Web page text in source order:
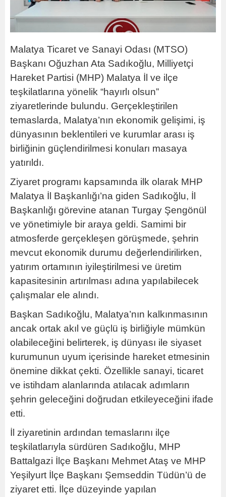
Malatya Ticaret ve Sanayi Odası (MTSO)
Başkanı Oğuzhan Ata Sadıkoğlu, Milliyetçi
Hareket Partisi (MHP) Malatya İl ve ilçe
teşkilatlarına yönelik “hayırlı olsun”
ziyaretlerinde bulundu. Gerçekleştirilen
temaslarda, Malatya’nın ekonomik gelişimi, iş
dünyasının beklentileri ve kurumlar arası iş
birliğinin güçlendirilmesi konuları masaya
yatırıldı.
Ziyaret programı kapsamında ilk olarak MHP
Malatya İl Başkanlığı’na giden Sadıkoğlu, İl
Başkanlığı görevine atanan Turgay Şengönül
ve yönetimiyle bir araya geldi. Samimi bir
atmosferde gerçekleşen görüşmede, şehrin
mevcut ekonomik durumu değerlendirilirken,
yatırım ortamının iyileştirilmesi ve üretim
kapasitesinin artırılması adına yapılabilecek
çalışmalar ele alındı.
Başkan Sadıkoğlu, Malatya’nın kalkınmasının
ancak ortak akıl ve güçlü iş birliğiyle mümkün
olabileceğini belirterek, iş dünyası ile siyaset
kurumunun uyum içerisinde hareket etmesinin
önemine dikkat çekti. Özellikle sanayi, ticaret
ve istihdam alanlarında atılacak adımların
şehrin geleceğini doğrudan etkileyeceğini ifade
etti.
İl ziyaretinin ardından temaslarını ilçe
teşkilatlarıyla sürdüren Sadıkoğlu, MHP
Battalgazi İlçe Başkanı Mehmet Ataş ve MHP
Yeşilyurt İlçe Başkanı Şemseddin Tüdün’ü de
ziyaret etti. İlçe düzeyinde yapılan